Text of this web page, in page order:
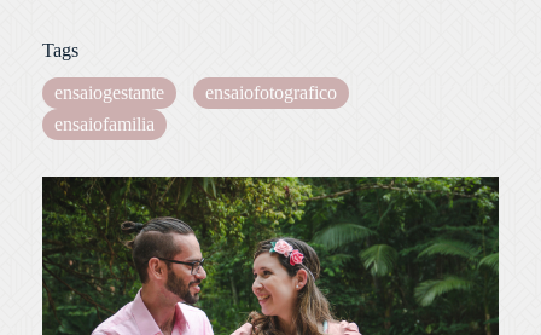
Tags
ensaiogestante
ensaiofotografico
ensaiofamilia